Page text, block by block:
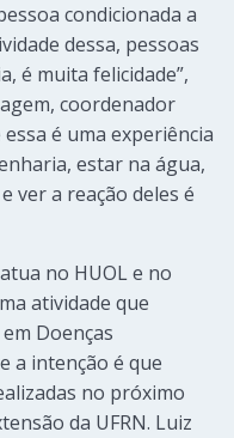
condicionada a
dessa, pessoas
é muita felicidade”,
coordenador
é uma experiência
estar na água,
ver a reação deles é
no HUOL e no
atividade que
Doenças
a intenção é que
no próximo
da UFRN. Luiz